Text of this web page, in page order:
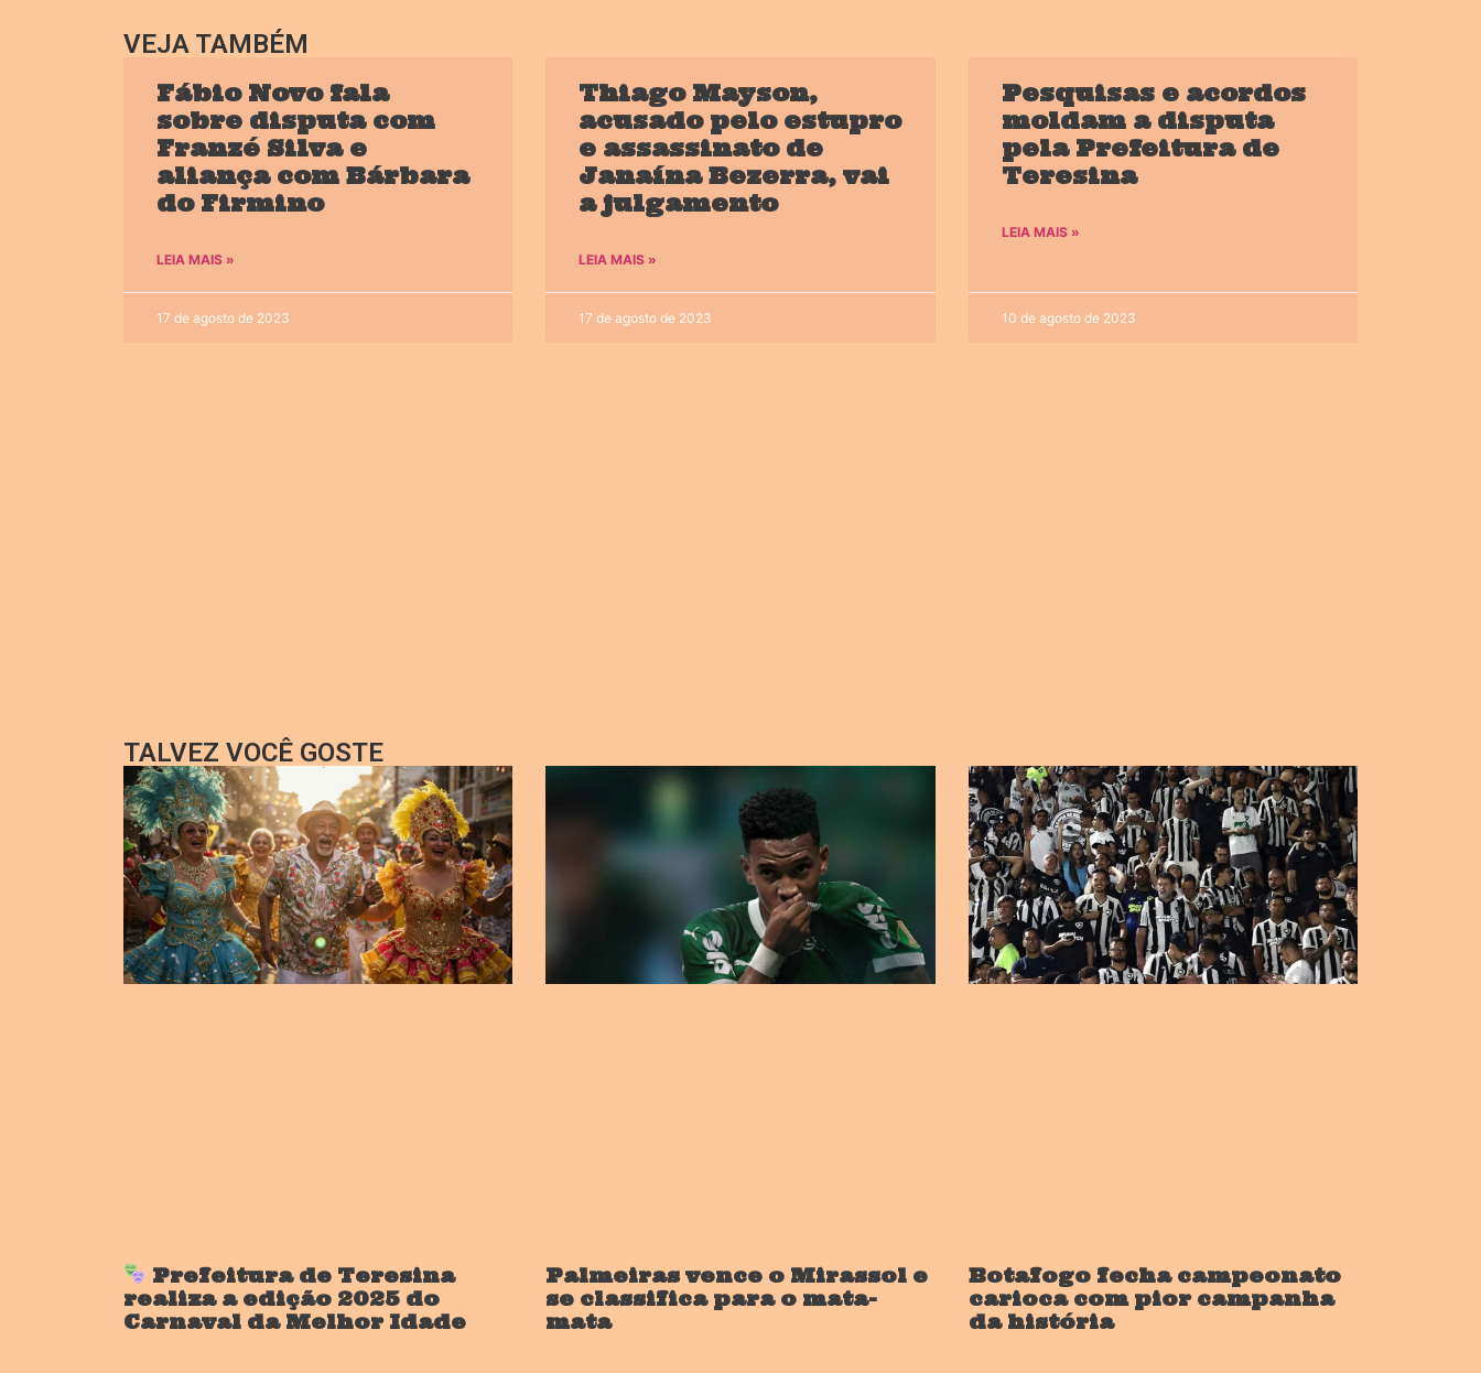
VEJA TAMBÉM
Fábio Novo fala
sobre disputa com
Franzé Silva e
aliança com Bárbara
do Firmino
LEIA MAIS »
17 de agosto de 2023
Thiago Mayson,
acusado pelo estupro
e assassinato de
Janaína Bezerra, vai
a julgamento
LEIA MAIS »
17 de agosto de 2023
Pesquisas e acordos
moldam a disputa
pela Prefeitura de
Teresina
LEIA MAIS »
10 de agosto de 2023
TALVEZ VOCÊ GOSTE
Prefeitura de Teresina
realiza a edição 2025 do
Carnaval da Melhor Idade
Palmeiras vence o Mirassol e
se classifica para o mata-
mata
Botafogo fecha campeonato
carioca com pior campanha
da história